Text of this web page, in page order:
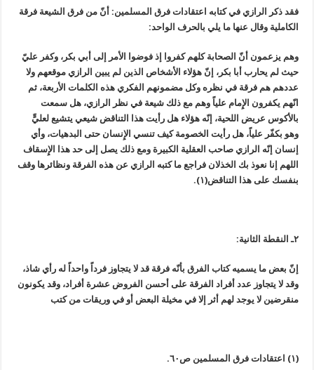
فقد ذكر الرازي في كتابه اعتقادات فرق المسلمين: أنّ من فرق الشيعة فرقة
الكاملية وقال عنها ما يلي بالحرف الواحد:
وهم يزعمون أنّ الصحابة كلهم كفروا إذ فوضوا الأمر إلى أبي بكر، وكفر عليّ
حيث لم يحارب أبا بكر، إنّ هؤلاء الأشخاص الذين لم يبين الرازي موقعهم ولا
عددهم هم فرقة في نظره وكل مضمونهم الفكري هذه الكلمات الأربعة، ثم
انّهم يكفرون الإِمام علياً وهم مع ذلك شيعة في نظر الرازي، هل سمعت
بالأكوس عريض اللحية، إنّه هؤلاء هل رأيت هذا التناقض شيعي يتشيع لعليٍّ
وهو بكفّر علياً، هل رأيت الخصومة كيف تنسي الإِنسان حتى البدهيات، وأي
إنسان إنّه الرازي صاحب العقلية الكبيرة ومع ذلك يصل إلى حد هذا الإِسقاف
اللهم إنا نعوذ بك الخذلان فراجع ما كتبه الرازي عن هذه الفرقة ونظائرها وقف
بنفسك على هذا التناقض(١).
٢ـ النقطة الثانية:
إنّ بعض ما يسميه كتاب الفرق بأنّه فرقة قد لا يتجاوز فرداً واحداً له رأي شاذ،
وقد لا يتجاوز عدد أفراد الفرقة على أحسن الفروض عشرة أفراد، وقد يكونون
منقرضين لا يوجد لهم أثر إلا في مخيلة البعض أو في وريقات من كتب
(١) اعتقادات فرق المسلمين ص٦٠.